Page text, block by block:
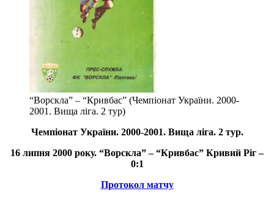
“Ворскла” – “Кривбас” (Чемпіонат України. 2000-
2001. Вища ліга. 2 тур)
Чемпіонат України. 2000-2001. Вища ліга. 2 тур.
16 липня 2000 року. “Ворскла” – “Кривбас” Кривий Ріг –
0:1
Протокол матчу